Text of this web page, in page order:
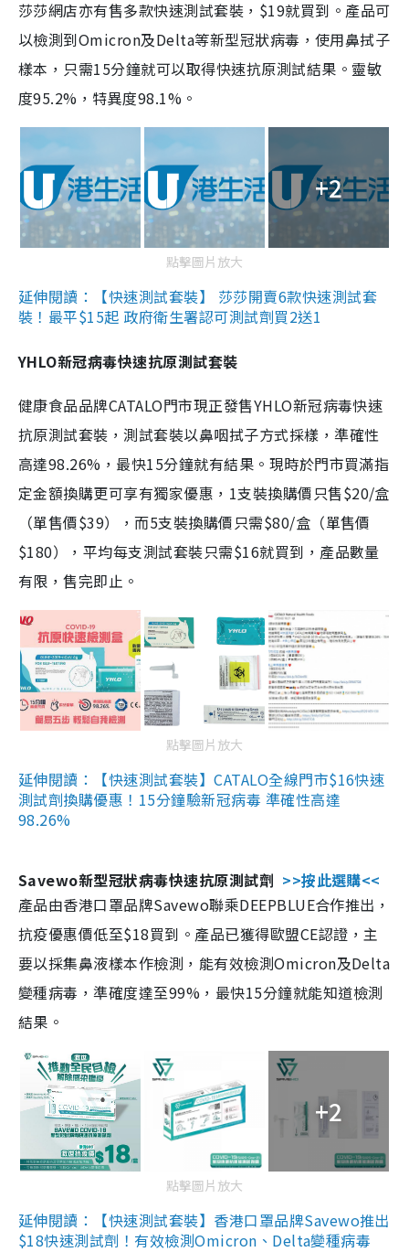
莎莎網店亦有售多款快速測試套裝，$19就買到。產品可
以檢測到Omicron及Delta等新型冠狀病毒，使用鼻拭子
樣本，只需15分鐘就可以取得快速抗原測試結果。靈敏
度95.2%，特異度98.1%。
+2
點擊圖片放大
延伸閱讀：【快速測試套裝】 莎莎開賣6款快速測試套
裝！最平$15起 政府衛生署認可測試劑買2送1
YHLO新冠病毒快速抗原測試套裝
健康食品品牌CATALO門市現正發售YHLO新冠病毒快速
抗原測試套裝，測試套裝以鼻咽拭子方式採樣，準確性
高達98.26%，最快15分鐘就有結果。現時於門市買滿指
定金額換購更可享有獨家優惠，1支裝換購價只售$20/盒
（單售價$39），而5支裝換購價只需$80/盒（單售價
$180），平均每支測試套裝只需$16就買到，產品數量
有限，售完即止。
點擊圖片放大
延伸閱讀：【快速測試套裝】CATALO全線門市$16快速
測試劑換購優惠！15分鐘驗新冠病毒 準確性高達
98.26%
Savewo新型冠狀病毒快速抗原測試劑 >>按此選購<<
產品由香港口罩品牌Savewo聯乘DEEPBLUE合作推出，
抗疫優惠價低至$18買到。產品已獲得歐盟CE認證，主
要以採集鼻液樣本作檢測，能有效檢測Omicron及Delta
變種病毒，準確度達至99%，最快15分鐘就能知道檢測
結果。
+2
點擊圖片放大
延伸閱讀：【快速測試套裝】香港口罩品牌Savewo推出
$18快速測試劑！有效檢測Omicron、Delta變種病毒